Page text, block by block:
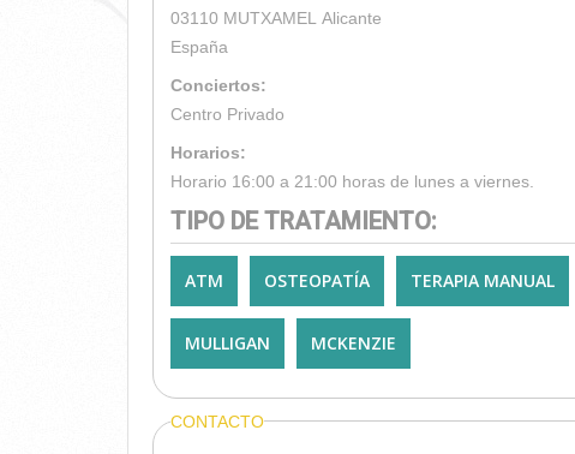
03110 MUTXAMEL Alicante
España
Conciertos:
Centro Privado
Horarios:
Horario 16:00 a 21:00 horas de lunes a viernes.
TIPO DE TRATAMIENTO:
ATM OSTEOPATÍA TERAPIA MANUAL
MULLIGAN MCKENZIE
CONTACTO